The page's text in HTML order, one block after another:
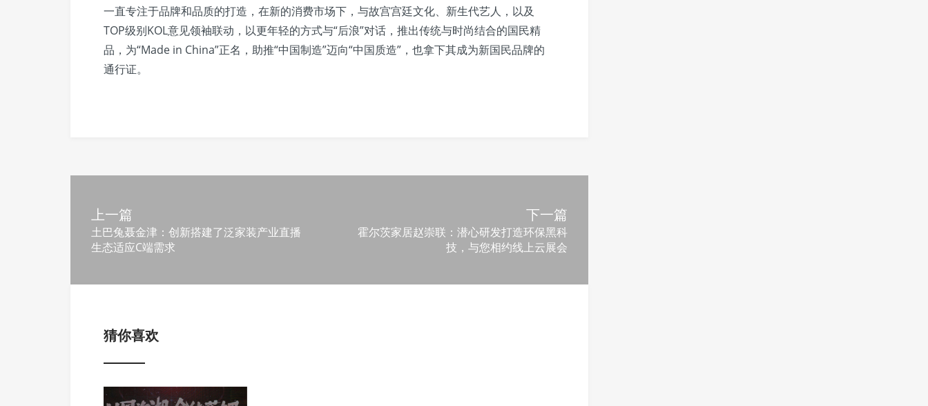
一直专注于品牌和品质的打造，在新的消费市场下，与故宫宫廷文化、新生代艺人，以及
TOP级别KOL意见领袖联动，以更年轻的方式与“后浪”对话，推出传统与时尚结合的国民精
品，为“Made in China”正名，助推“中国制造”迈向“中国质造”，也拿下其成为新国民品牌的
通行证。
上一篇
土巴兔聂金津：创新搭建了泛家装产业直播
生态适应C端需求
下一篇
霍尔茨家居赵崇联：潜心研发打造环保黑科
技，与您相约线上云展会
猜你喜欢